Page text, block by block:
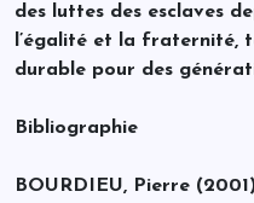
des luttes des esclaves
l’égalité et la fraternité,
durable pour des
Bibliographie
BOURDIEU, Pierre